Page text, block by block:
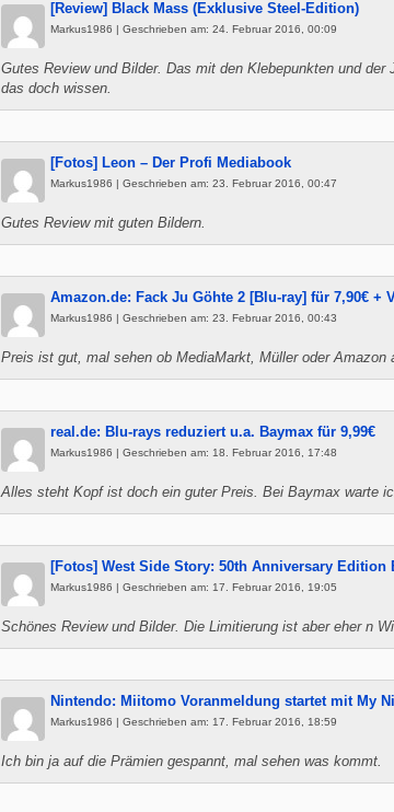
[Review] Black Mass (Exklusive Steel-Edition)
Markus1986 | Geschrieben am: 24. Februar 2016, 00:09
Gutes Review und Bilder. Das mit den Klebepunkten und
das doch wissen.
[Fotos] Leon – Der Profi Mediabook
Markus1986 | Geschrieben am: 23. Februar 2016, 00:47
Gutes Review mit guten Bildern.
Amazon.de: Fack Ju Göhte 2 [Blu-ray] für 7,90€ +
Markus1986 | Geschrieben am: 23. Februar 2016, 00:43
Preis ist gut, mal sehen ob MediaMarkt, Müller oder Amazon
real.de: Blu-rays reduziert u.a. Baymax für 9,99€
Markus1986 | Geschrieben am: 18. Februar 2016, 17:48
Alles steht Kopf ist doch ein guter Preis. Bei Baymax warte
[Fotos] West Side Story: 50th Anniversary Edition
Markus1986 | Geschrieben am: 17. Februar 2016, 19:05
Schönes Review und Bilder. Die Limitierung ist aber eher n
Nintendo: Miitomo Voranmeldung startet mit My
Markus1986 | Geschrieben am: 17. Februar 2016, 18:59
Ich bin ja auf die Prämien gespannt, mal sehen was kommt.